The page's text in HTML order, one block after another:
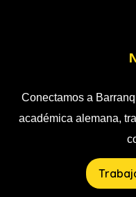
Conectamos a
académica alemana,